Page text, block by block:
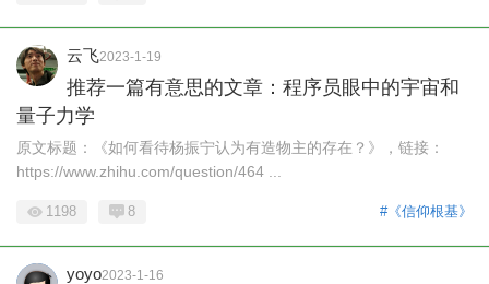
云飞2023-1-19
推荐一篇有意思的文章：程序员眼中的宇宙和
量子力学
原文标题：《如何看待杨振宁认为有造物主的存在？》，链接：
https://www.zhihu.com/question/464 ...
#《信仰根基》
1198 8
yoyo2023-1-16